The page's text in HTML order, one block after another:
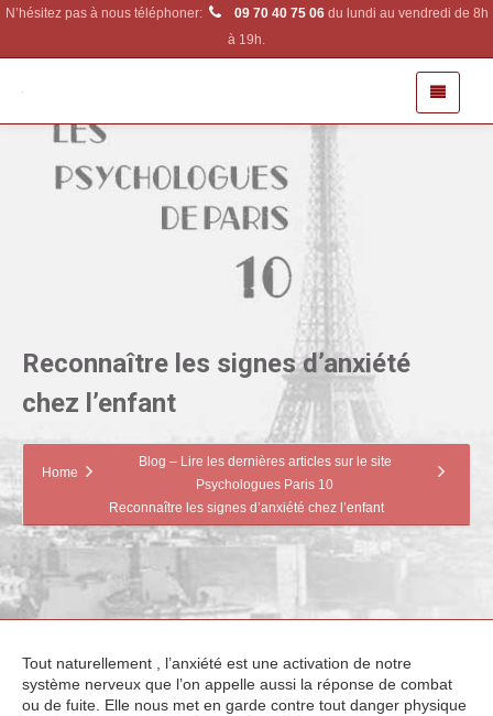
N’hésitez pas à nous téléphoner: 09 70 40 75 06du lundi au vendredi de 8h
à 19h.
Reconnaître les signes d’anxiété
chez l’enfant
Home
Blog – Lire les dernières articles sur le site
Psychologues Paris 10
Reconnaître les signes d’anxiété chez l’enfant
Tout naturellement , l’anxiété est une activation de notre
système nerveux que l’on appelle aussi la réponse de combat
ou de fuite. Elle nous met en garde contre tout danger physique